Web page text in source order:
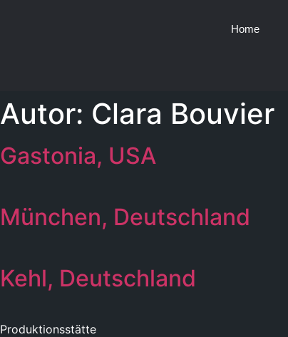
Home
Autor: Clara Bouvier
Gastonia, USA
München, Deutschland
Kehl, Deutschland
Produktionsstätte